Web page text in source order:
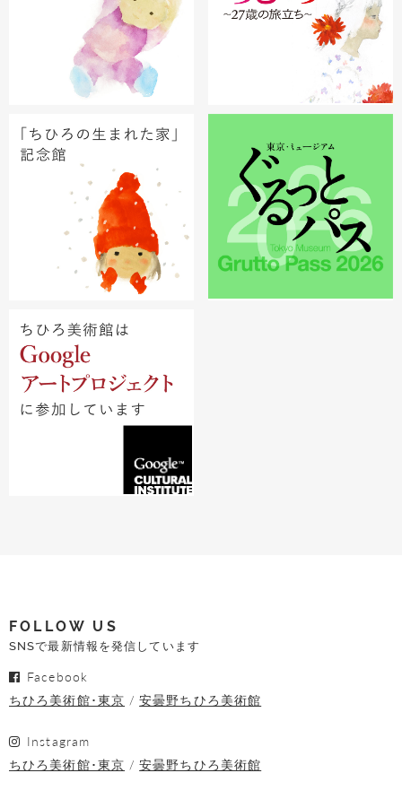
FOLLOW US
SNSで最新情報を発信しています
Facebook
ちひろ美術館･東京
安曇野ちひろ美術館
Instagram
ちひろ美術館･東京
安曇野ちひろ美術館